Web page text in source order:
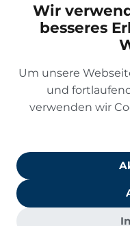
Im Mediapark 5
50670 Köln
Mailinfo@pflege-
Leistungen
Wir
besseres
Um unsere
und
verwenden wir